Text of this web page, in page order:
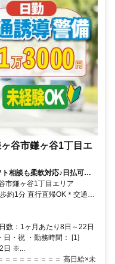
谷市鎌ヶ谷1丁目エ
ト相談も柔軟対応♪日払可◎
市鎌ヶ谷1丁目エリア
約1分 直行直帰OK＊交通費
数：1ヶ月あたり8日～22日
日・祝 ・勤務時間： [1]
日 ※...
＝＝＝＝＝＝＝＝ 高日給×未